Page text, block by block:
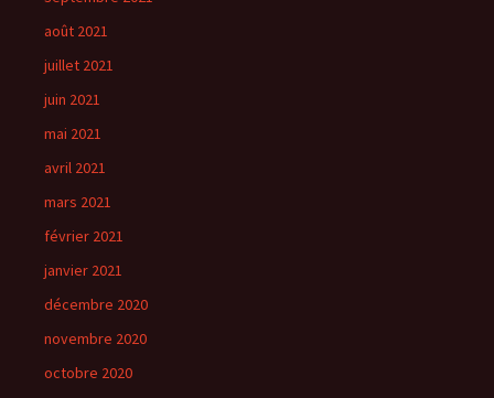
août 2021
juillet 2021
juin 2021
mai 2021
avril 2021
mars 2021
février 2021
janvier 2021
décembre 2020
novembre 2020
octobre 2020